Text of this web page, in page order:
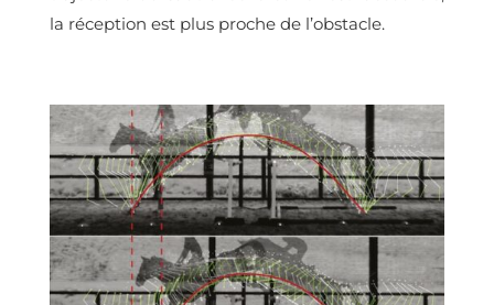
la réception est plus proche de l’obstacle.